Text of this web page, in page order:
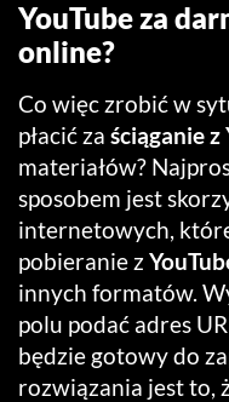
YouTube za
online?
Co więc zrobić w
płacić za ściąganie z
materiałów?
sposobem jest
internetowych,
pobieranie z
innych formatów.
polu podać adres
będzie gotowy do
rozwiązania jest to,